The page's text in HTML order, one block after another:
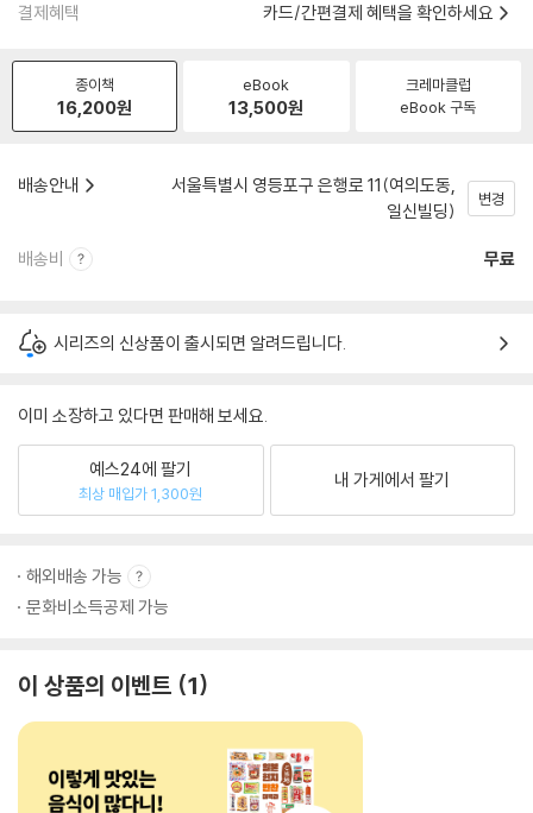
결제혜택 카드/간편결제 혜택을 확인하세요
종이책
16,200원
eBook
13,500원
크레마클럽
eBook 구독
배송안내
서울특별시 영등포구 은행로 11(여의도동,
일신빌딩)
변경
배송비 무료
시리즈의 신상품이 출시되면 알려드립니다.
이미 소장하고 있다면 판매해 보세요.
예스24에 팔기
최상 매입가 1,300원
내 가게에서 팔기
해외배송 가능
문화비소득공제 가능
이 상품의 이벤트 1